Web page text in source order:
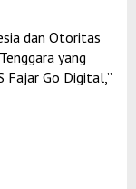
dan Otoritas
yang
Fajar Go Digital,”